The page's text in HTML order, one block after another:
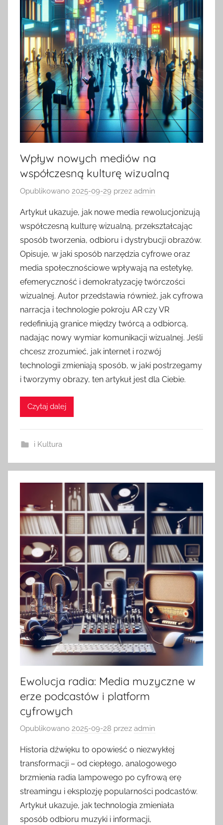
Wpływ nowych mediów na
współczesną kulturę wizualną
Opublikowano 2025-09-29 przez admin
Artykuł ukazuje, jak nowe media rewolucjonizują
współczesną kulturę wizualną, przekształcając
sposób tworzenia, odbioru i dystrybucji obrazów.
Opisuje, w jaki sposób narzędzia cyfrowe oraz
media społecznościowe wpływają na estetykę,
efemeryczność i demokratyzację twórczości
wizualnej. Autor przedstawia również, jak cyfrowa
narracja i technologie pokroju AR czy VR
redefiniują granice między twórcą a odbiorcą,
nadając nowy wymiar komunikacji wizualnej. Jeśli
chcesz zrozumieć, jak internet i rozwój
technologii zmieniają sposób, w jaki postrzegamy
i tworzymy obrazy, ten artykuł jest dla Ciebie.
Czytaj dalej
i Kultura
Ewolucja radia: Media muzyczne w
erze podcastów i platform
cyfrowych
Opublikowano 2025-09-28 przez admin
Historia dźwięku to opowieść o niezwykłej
transformacji – od ciepłego, analogowego
brzmienia radia lampowego po cyfrową erę
streamingu i eksplozję popularności podcastów.
Artykuł ukazuje, jak technologia zmieniała
sposób odbioru muzyki i informacji,